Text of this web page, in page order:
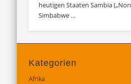
heutigen Staaten Sambia
Simbabwe …
Kategorien
Afrika